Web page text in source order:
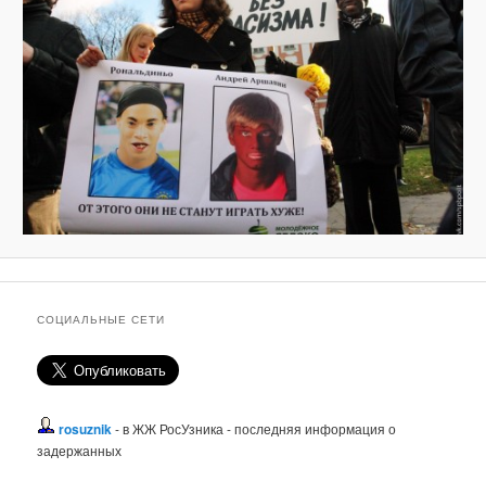
СОЦИАЛЬНЫЕ СЕТИ
rosuznik- в ЖЖ РосУзника - последняя информация о
задержанных